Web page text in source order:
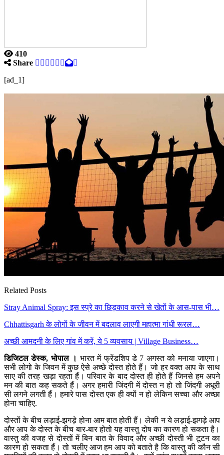
410
Share
[ad_1]
Related Posts
Stray Animal Spray: इस स्प्रे का छिड़काव करने से खेतों के आस-पास भी…
Chhattisgarh के लोगों के जीवन में बदलाव लाएगी महात्मा गांधी रूरल…
अच्छी आमदनी के लिए गांव में करें, ये 5 व्यवसाय | Village Business…
डिजिटल डेस्क, भोपाल । भारत में फ्रेंडशिप डे 7 अगस्त को मनाया जाएगा।
सभी लोगो के जिवन में कुछ ऐसे अच्छे दोस्त होते हैं। जो हर वक्त आप के साथ
साए की तरह खड़ा रहता हैं। परिवार के बाद दोस्त ही होते हैं जिनसे हम अपने
मन की बात कह सकते हैं। अगर हमारी जिंदगी में दोस्त न हो तो जिंदगी अधूरी
सी लगने लगती हैं। हमारे पास दोस्त एक ही क्यों न हो लेकिन सच्चा और अच्छा
होना चाहिए.
दोस्तों के बीच लड़ाई-झगड़े होना आम बात होती हैं। लेकी न ये लड़ाई-झगड़े आप
और आप के दोस्त के बीच बार-बार होतो यह वास्तु दोष का कारण हो सकता है।
वास्तु की वजह से दोस्तों में बिन बात के विवाद और अच्छी दोस्ती भी टूटन का
कारण हो सकता हैं। तो चलीए आज हम आप को बताते है कि वास्तु की कौन सी